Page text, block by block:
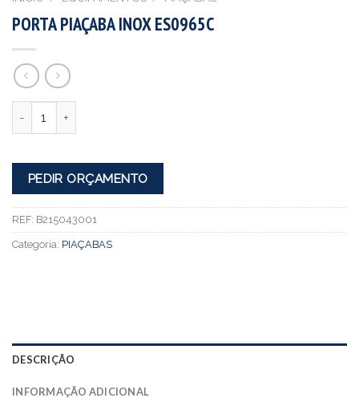
PORTA PIAÇABA INOX ES0965C
PEDIR ORÇAMENTO
REF: B215043001
Categoria: PIAÇABAS
DESCRIÇÃO
INFORMAÇÃO ADICIONAL